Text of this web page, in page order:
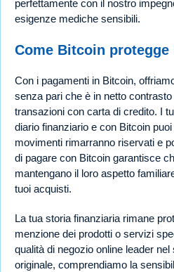
perfettamente con il nostro
esigenze mediche sensibili.
Come Bitcoin
Con i pagamenti in Bitcoin,
senza pari che è in netto
transazioni con carta di credito. I
diario finanziario e con Bitcoin
movimenti rimarranno riservati e
di pagare con Bitcoin garantisce
mantengano il loro aspetto
tuoi acquisti.
La tua storia finanziaria rimane
menzione dei prodotti o servizi
qualità di negozio online leader
originale, comprendiamo la